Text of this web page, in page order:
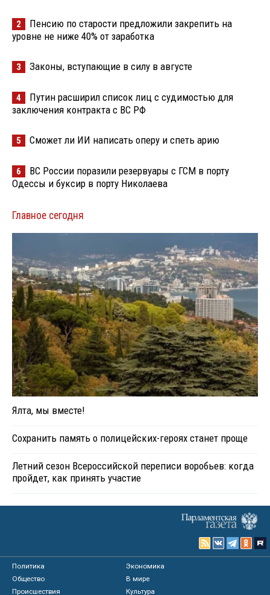
2
Пенсию по старости предложили закрепить на
уровне не ниже 40% от заработка
3 Законы, вступающие в силу в августе
4
Путин расширил список лиц с судимостью для
заключения контракта с ВС РФ
5 Сможет ли ИИ написать оперу и спеть арию
6
ВС России поразили резервуары с ГСМ в порту
Одессы и буксир в порту Николаева
Главное сегодня
Ялта, мы вместе!
Сохранить память о полицейских-героях станет проще
Летний сезон Всероссийской переписи воробьев: когда
пройдет, как принять участие
Политика
Экономика
Общество
В мире
Происшествия
Культура